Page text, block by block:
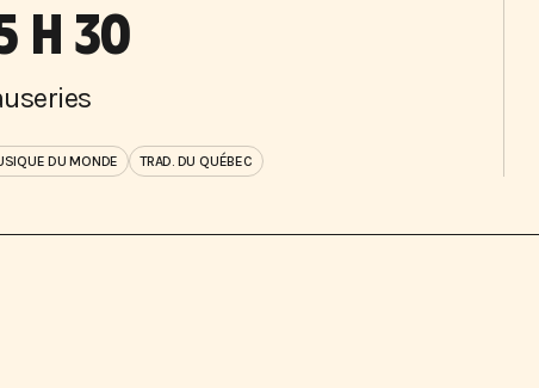
H 30
DU MONDE TRAD. DU QUÉBEC